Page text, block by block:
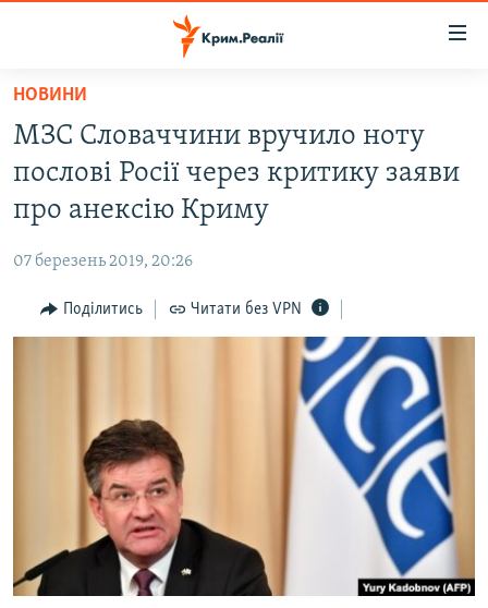
Перейти
основного
матеріалу
до
основної
навігації
Перейти
до
ВІДЕО ТА ФОТО
БЛОГИ
ПОГЛЯД
СПЕЦПРОЕКТИ
ДЕПОРТАЦІЯ
ВІДЕОУРОКИ «ELIFBE»
СВІДЧЕННЯ ОКУПАЦІЇ
УКРАЇНСЬКА ПРОБЛЕМА КРИМУ
ЯК ОБІЙТИ БЛОКУВАННЯ
Qırımtatar
НОВИНИ
МЗС Словаччини вручило ноту
послові Росії через критику заяви
про анексію Криму
07 березень 2019, 20:26
Поділитись Читати без VPN